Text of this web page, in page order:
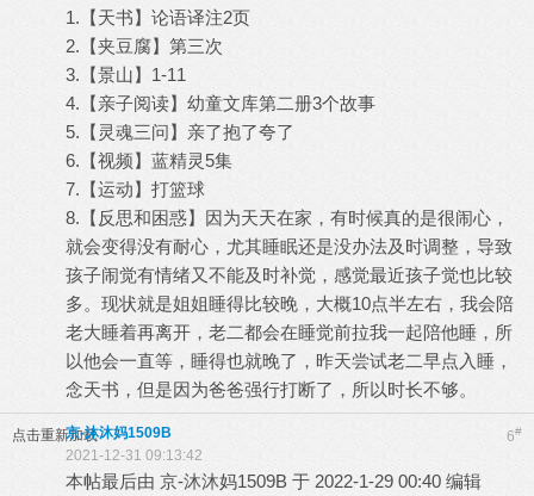
1.【天书】论语译注2页
2.【夹豆腐】第三次
3.【景山】1-11
4.【亲子阅读】幼童文库第二册3个故事
5.【灵魂三问】亲了抱了夸了
6.【视频】蓝精灵5集
7.【运动】打篮球
8.【反思和困惑】因为天天在家，有时候真的是很闹心，
就会变得没有耐心，尤其睡眠还是没办法及时调整，导致
孩子闹觉有情绪又不能及时补觉，感觉最近孩子觉也比较
多。现状就是姐姐睡得比较晚，大概10点半左右，我会陪
老大睡着再离开，老二都会在睡觉前拉我一起陪他睡，所
以他会一直等，睡得也就晚了，昨天尝试老二早点入睡，
念天书，但是因为爸爸强行打断了，所以时长不够。
点击重新加载 6#
京-沐沐妈1509B
2021-12-31 09:13:42
本帖最后由 京-沐沐妈1509B 于 2022-1-29 00:40 编辑